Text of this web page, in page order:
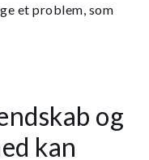
et problem, som
og
kan